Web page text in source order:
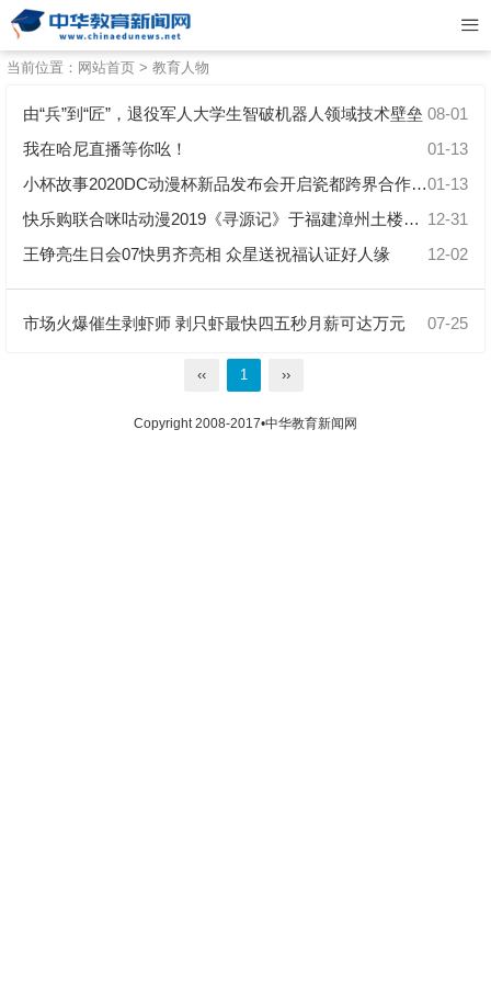
当前位置： 网站首页 > 教育人物
08-01
由“兵”到“匠”，退役军人大学生智破机器人领域技术壁垒
01-13
我在哈尼直播等你吆！
01-13
小杯故事2020DC动漫杯新品发布会开启瓷都跨界合作新纪元
12-31
快乐购联合咪咕动漫2019《寻源记》于福建漳州土楼完美收官
12-02
王铮亮生日会07快男齐亮相 众星送祝福认证好人缘
07-25
市场火爆催生剥虾师 剥只虾最快四五秒月薪可达万元
‹‹ 1 ››
Copyright 2008-2017•中华教育新闻网